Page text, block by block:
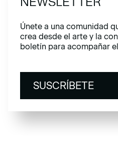
Únete a una comunidad
crea desde el arte y la
boletín para acompañar
SUSCRÍBETE
SUSCRÍBETE